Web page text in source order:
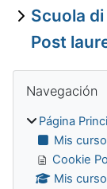
Scuola
Post
Bloques
Navegación
Página
Mis
Cookie
Mis